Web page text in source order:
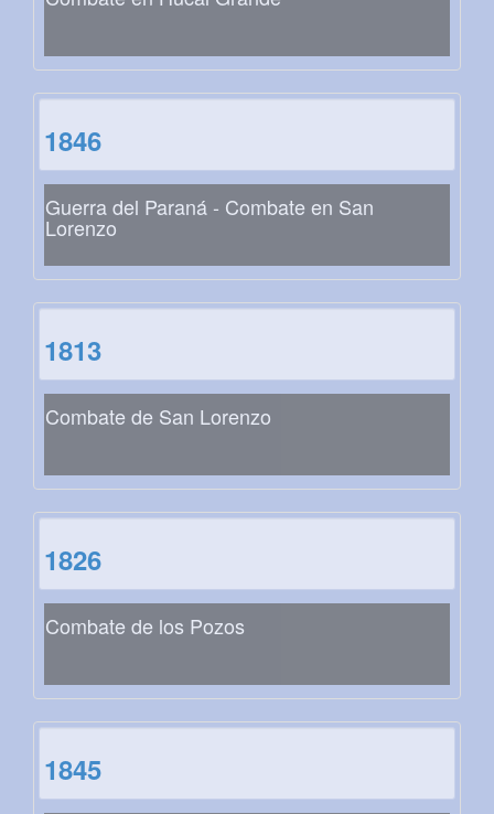
1846
Guerra del Paraná - Combate en San
Lorenzo
1813
Combate de San Lorenzo
1826
Combate de los Pozos
1845